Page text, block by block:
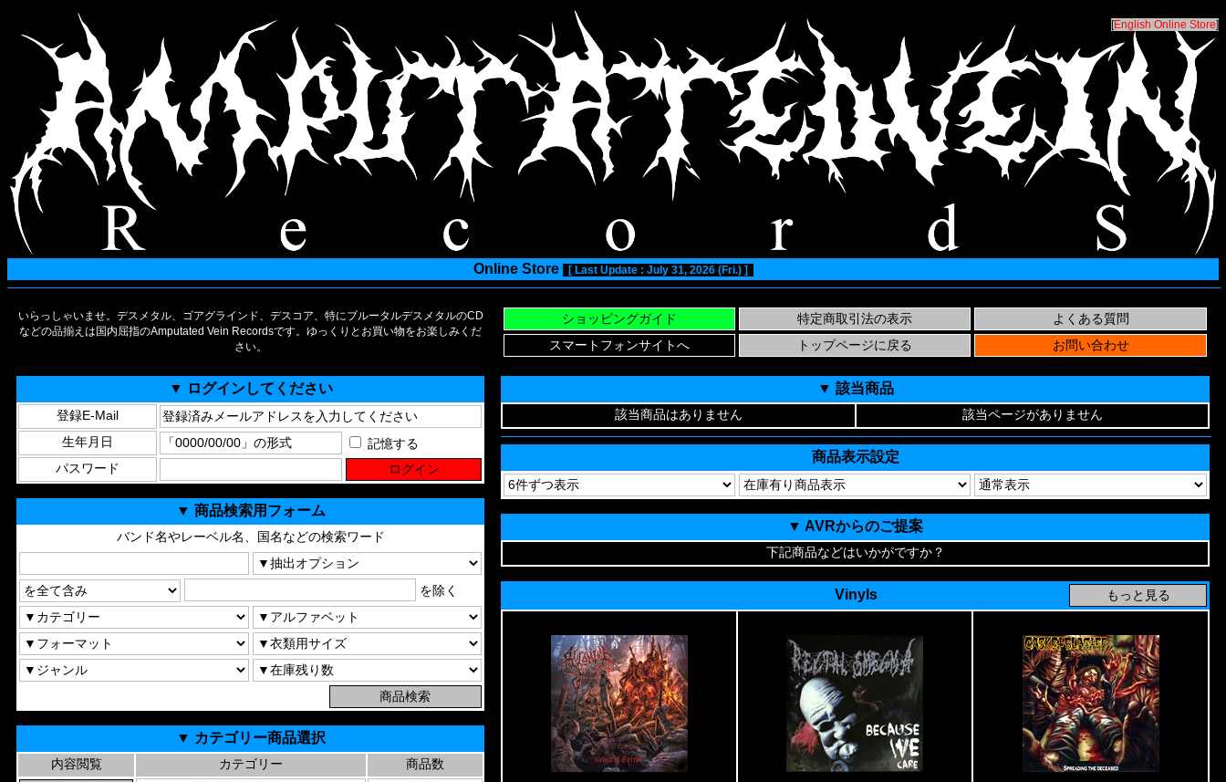
[English Online Store]
Online Store [ Last Update : July 31, 2026 (Fri.) ]
いらっしゃいませ。デスメタル、ゴアグラインド、デスコア、特にブルータルデスメタルのCD
などの品揃えは国内屈指のAmputated Vein Recordsです。ゆっくりとお買い物をお楽しみくだ
さい。
▼ ログインしてください
登録E-Mail
生年月日
記憶する
パスワード
▼ 商品検索用フォーム
バンド名やレーベル名、国名などの検索ワード
を除く
▼ カテゴリー商品選択
内容閲覧 カテゴリー
商品数
▼ 該当商品
該当商品はありません 該当ページがありません
商品表示設定
▼ AVRからのご提案
下記商品などはいかがですか？
Vinyls